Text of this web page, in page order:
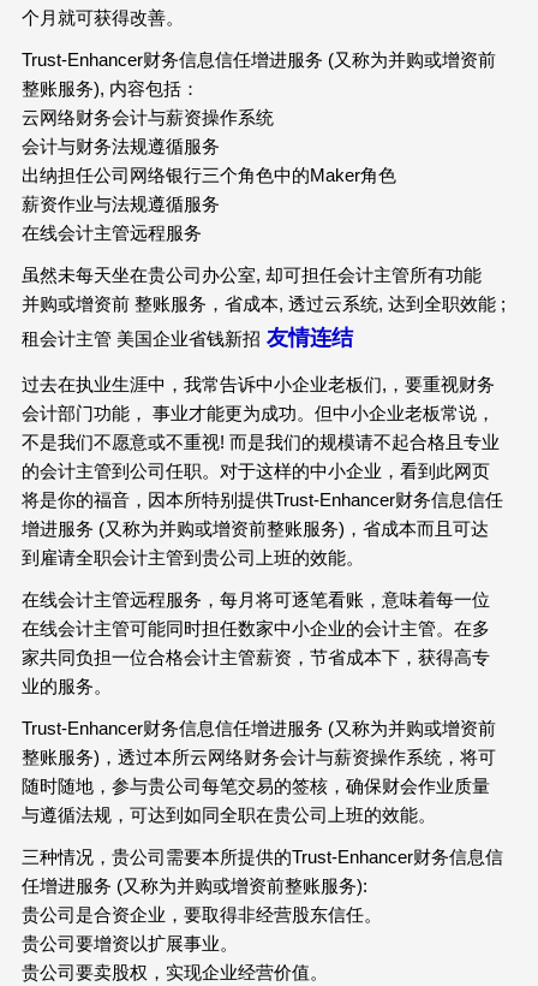
个月就可获得改善。
Trust-Enhancer财务信息信任增进服务 (又称为并购或增资前
整账服务), 内容包括：
云网络财务会计与薪资操作系统
会计与财务法规遵循服务
出纳担任公司网络银行三个角色中的Maker角色
薪资作业与法规遵循服务
在线会计主管远程服务
虽然未每天坐在贵公司办公室, 却可担任会计主管所有功能
并购或增资前 整账服务，省成本, 透过云系统, 达到全职效能 ;
租会计主管 美国企业省钱新招 友情连结
过去在执业生涯中，我常告诉中小企业老板们,，要重视财务
会计部门功能， 事业才能更为成功。但中小企业老板常说，
不是我们不愿意或不重视! 而是我们的规模请不起合格且专业
的会计主管到公司任职。对于这样的中小企业，看到此网页
将是你的福音，因本所特别提供Trust-Enhancer财务信息信任
增进服务 (又称为并购或增资前整账服务)，省成本而且可达
到雇请全职会计主管到贵公司上班的效能。
在线会计主管远程服务，每月将可逐笔看账，意味着每一位
在线会计主管可能同时担任数家中小企业的会计主管。在多
家共同负担一位合格会计主管薪资，节省成本下，获得高专
业的服务。
Trust-Enhancer财务信息信任增进服务 (又称为并购或增资前
整账服务)，透过本所云网络财务会计与薪资操作系统，将可
随时随地，参与贵公司每笔交易的签核，确保财会作业质量
与遵循法规，可达到如同全职在贵公司上班的效能。
三种情况，贵公司需要本所提供的Trust-Enhancer财务信息信
任增进服务 (又称为并购或增资前整账服务):
贵公司是合资企业，要取得非经营股东信任。
贵公司要增资以扩展事业。
贵公司要卖股权，实现企业经营价值。